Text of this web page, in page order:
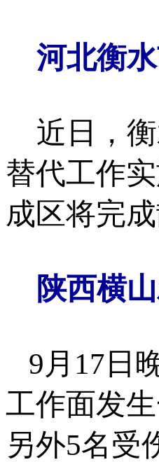
河北衡
近日，衡
替代工作
成区将完
陕西横
9月17日
工作面发
另外5名受